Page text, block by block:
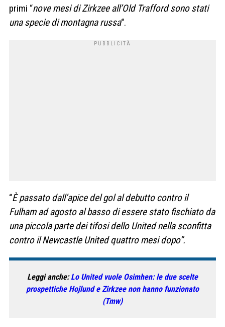
primi “nove mesi di Zirkzee all’Old Trafford sono stati
una specie di montagna russa“.
“È passato dall’apice del gol al debutto contro il
Fulham ad agosto al basso di essere stato fischiato da
una piccola parte dei tifosi dello United nella sconfitta
contro il Newcastle United quattro mesi dopo”.
Leggi anche:Lo United vuole Osimhen: le due scelte
prospettiche Hojlund e Zirkzee non hanno funzionato
(Tmw)